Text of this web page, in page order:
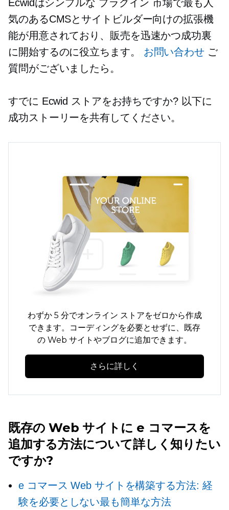
Ecwidはシンプルな プラグイン 市場で最も人
気のあるCMSとサイトビルダー向けの拡張機
能が用意されており、販売を迅速かつ成功裏
に開始するのに役立ちます。
お問い合わせ ご
質問がございましたら。
すでに Ecwid ストアをお持ちですか? 以下に
成功ストーリーを共有してください。
わずか 5 分でオンライン ストアをゼロから作成
できます。コーディングを必要とせずに、既存
の Web サイトやブログに追加できます。
さらに詳しく
既存の Web サイトに e コマースを
追加する方法について詳しく知りたい
ですか?
e コマース Web サイトを構築する方法: 経
験を必要としない最も簡単な方法